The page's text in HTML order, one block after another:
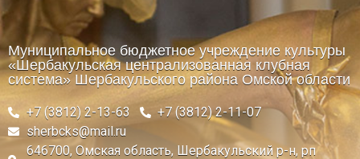
Муниципальное бюджетное учреждение культуры
«Шербакульская централизованная клубная
система» Шербакульского района Омской области
+7 (3812) 2-13-63
+7 (3812) 2-11-07
sherbcks@mail.ru
646700, Омская область, Шербакульский р-н, рп